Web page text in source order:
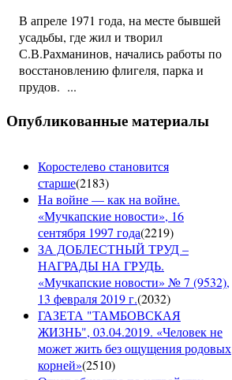
В апреле 1971 года, на месте бывшей
усадьбы, где жил и творил
С.В.Рахманинов, начались работы по
восстановлению флигеля, парка и
прудов. ...
Опубликованные материалы
Коростелево становится
старше(2183)
На войне — как на войне.
«Мучкапские новости», 16
сентября 1997 года(2219)
ЗА ДОБЛЕСТНЫЙ ТРУД –
НАГРАДЫ НА ГРУДЬ.
«Мучкапские новости» № 7 (9532),
13 февраля 2019 г.(2032)
ГАЗЕТА "ТАМБОВСКАЯ
ЖИЗНЬ", 03.04.2019. «Человек не
может жить без ощущения родовых
корней»(2510)